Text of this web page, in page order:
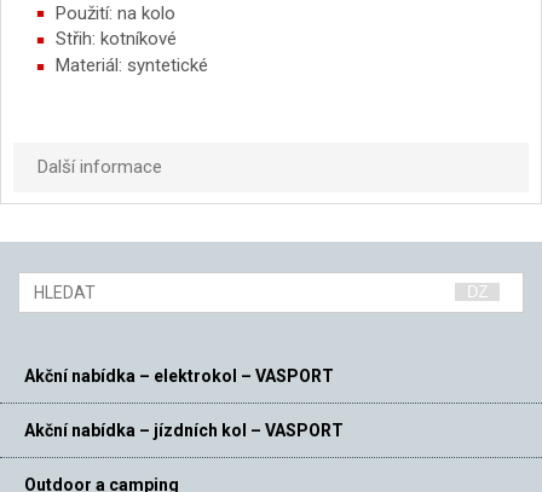
Použití: na kolo
Střih: kotníkové
Materiál: syntetické
Další informace
Akční nabídka – elektrokol – VASPORT
Akční nabídka – jízdních kol – VASPORT
Outdoor a camping